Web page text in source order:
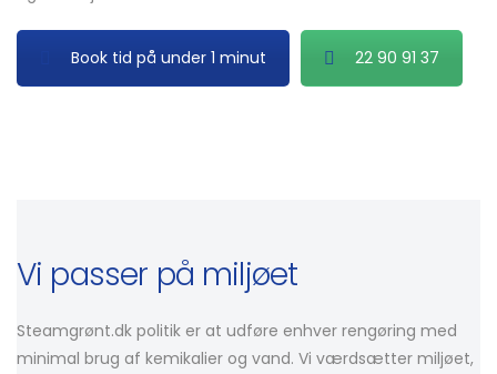
Book tid på under 1 minut 22 90 91 37
Vi passer på miljøet
Steamgrønt.dk politik er at udføre enhver rengøring med
minimal brug af kemikalier og vand. Vi værdsætter miljøet,